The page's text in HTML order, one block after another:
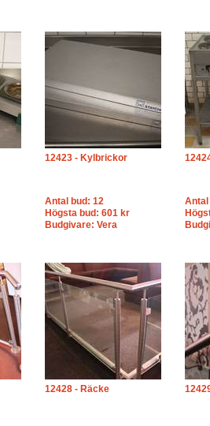
12423 - Kylbrickor
Antal bud: 12
Högsta bud: 601 kr
Budgivare: Vera
Antal
12428 - Räcke